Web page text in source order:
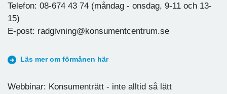
Telefon: 08-674 43 74 (måndag - onsdag, 9-11 och 13-
15)
E-post: radgivning@konsumentcentrum.se
Läs mer om förmånen här
Webbinar: Konsumenträtt - inte alltid så lätt